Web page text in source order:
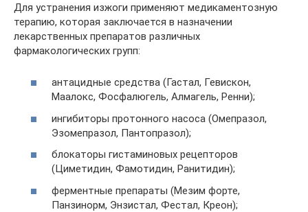
Для устранения изжоги применяют медикаментозную
терапию, которая заключается в назначении
лекарственных препаратов различных
фармакологических групп:
антацидные средства (Гастал, Гевискон,
Маалокс, Фосфалюгель, Алмагель, Ренни);
ингибиторы протонного насоса (Омепразол,
Эзомепразол, Пантопразол);
блокаторы гистаминовых рецепторов
(Циметидин, Фамотидин, Ранитидин);
ферментные препараты (Мезим форте,
Панзинорм, Энзистал, Фестал, Креон);